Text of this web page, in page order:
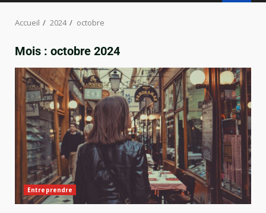
Accueil 2024 octobre
Mois : octobre 2024
Entreprendre